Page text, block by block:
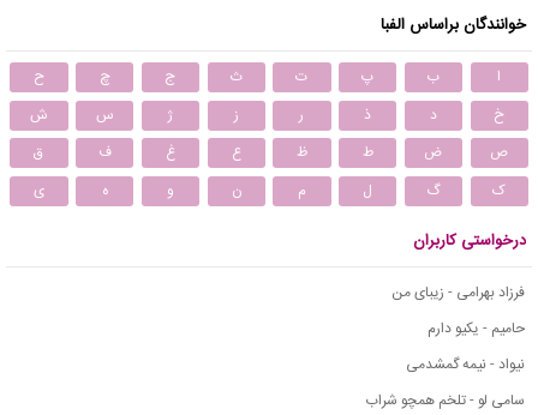
خوانندگان براساس الفبا
ا ب پ ت ث ج چ
ح
خ
د ذ ر ز ژ س
ش
ص
ض ط ظ ع غ ف
ق
ک
گ ل م ن و ه ی
درخواستی کاربران
فرزاد بهرامی - زیبای من
حامیم - یکیو دارم
نیواد - نیمه گمشدمی
سامی لو - تلخم همچو شراب